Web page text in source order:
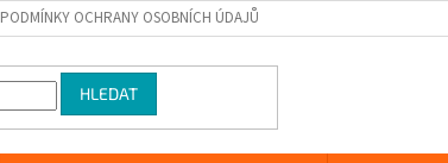
PODMÍNKY OCHRANY OSOBNÍCH ÚDAJŮ
HLEDAT